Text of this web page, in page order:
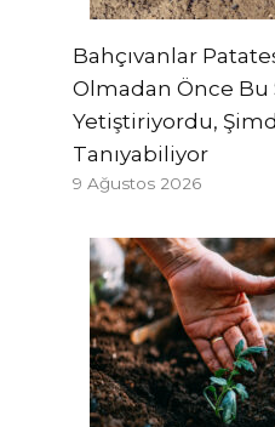
Bahçıvanlar
Olmadan Önce Bu
Yetiştiriyordu,
Tanıyabiliyor
9 Ağustos 2026